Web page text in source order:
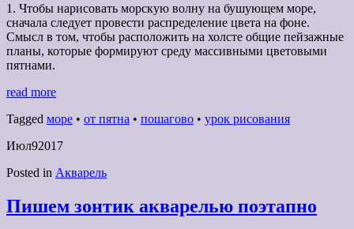
1. Чтобы нарисовать морскую волну на бушующем море,
сначала следует провести распределение цвета на фоне.
Смысл в том, чтобы расположить на холсте общие пейзажные
планы, которые формируют среду массивными цветовыми
пятнами.
read more
Tagged море • от пятна • пошагово • урок рисования
Июл92017
Posted in Акварель
Пишем зонтик акварелью поэтапно